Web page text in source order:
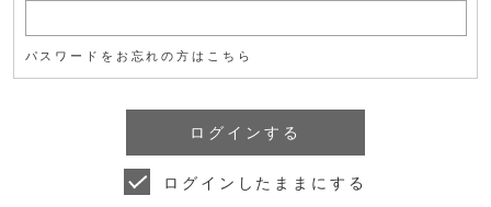
パスワードをお忘れの方はこちら
ログインしたままにする